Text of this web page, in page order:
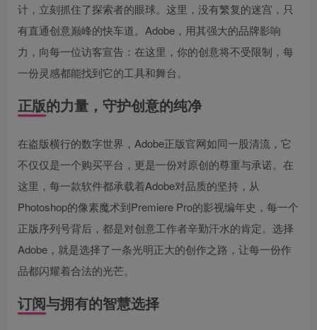
计，立刻抓住了探索者的眼球。这里，没有繁复的迷宫，只
有直通创意巅峰的快车道。Adobe，用其强大的品牌影响
力，向每一位访客宣告：在这里，你的创意将不受限制，每
一份灵感都能找到它的工具和舞台。
正版的力量，守护创意的纯净
在盗版横行的数字世界，Adobe正版官网如同一股清流，它
不仅仅是一个购买平台，更是一份对原创的尊重与承诺。在
这里，每一款软件都承载着Adobe对品质的坚持，从
Photoshop的像素魔术到Premiere Pro的影视编年史，每一个
正版序列号背后，都是对创意工作者辛勤汗水的肯定。选择
Adobe，就是选择了一条光明正大的创作之路，让每一份作
品都闪耀着合法的光芒。
订阅与拥有的智慧选择